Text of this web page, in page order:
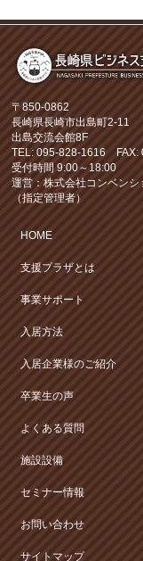
〒850-0862
長崎県長崎市出島町2-11
出島交流会館8F
TEL: 095-828-1616 FAX:
受付時間 9:00～18:00
運営：株式会社コンベンシ
（指定管理者）
HOME
支援プラザとは
事業サポート
入居方法
入居企業様のご紹介
卒業生の声
よくある質問
施設設備
セミナー情報
お問い合わせ
サイトマップ